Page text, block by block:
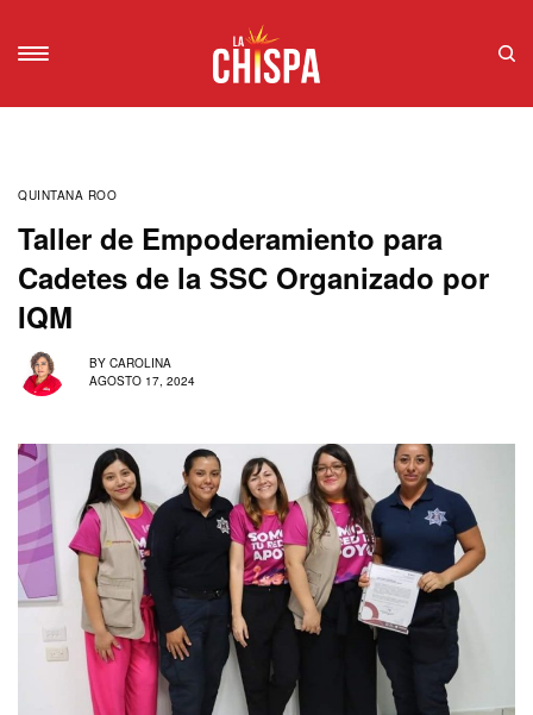
QUINTANA ROO
Taller de Empoderamiento para
Cadetes de la SSC Organizado por
IQM
BY CAROLINA
AGOSTO 17, 2024